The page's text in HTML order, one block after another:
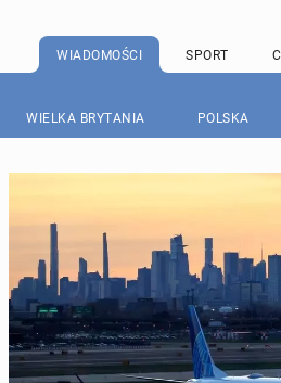
WIADOMOŚCI SPORT
WIELKA BRYTANIA POLSKA